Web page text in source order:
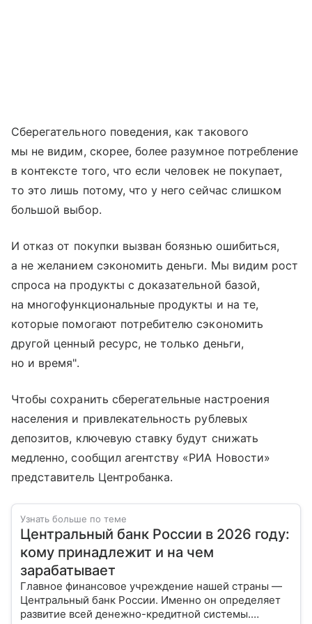
Сберегательного поведения, как такового
мы не видим, скорее, более разумное потребление
в контексте того, что если человек не покупает,
то это лишь потому, что у него сейчас слишком
большой выбор.
И отказ от покупки вызван боязнью ошибиться,
а не желанием сэкономить деньги. Мы видим рост
спроса на продукты с доказательной базой,
на многофункциональные продукты и на те,
которые помогают потребителю сэкономить
другой ценный ресурс, не только деньги,
но и время".
Чтобы сохранить сберегательные настроения
населения и привлекательность рублевых
депозитов, ключевую ставку будут снижать
медленно, сообщил агентству «РИА Новости»
представитель Центробанка.
Узнать больше по теме
Центральный банк России в 2026 году:
кому принадлежит и на чем
зарабатывает
Главное финансовое учреждение нашей страны —
Центральный банк России. Именно он определяет
развитие всей денежно-кредитной системы.